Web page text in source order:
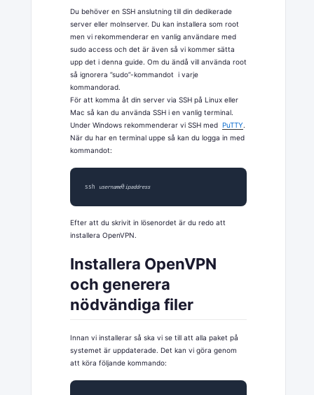
Du behöver en SSH anslutning till din dedikerade
server eller molnserver. Du kan installera som root
men vi rekommenderar en vanlig användare med
sudo access och det är även så vi kommer sätta
upp det i denna guide. Om du ändå vill använda root
så ignorera ”sudo”-kommandot i varje
kommandorad.
För att komma åt din server via SSH på Linux eller
Mac så kan du använda SSH i en vanlig terminal.
Under Windows rekommenderar vi SSH med PuTTY.
När du har en terminal uppe så kan du logga in med
kommandot:
ssh username@ipaddress
Efter att du skrivit in lösenordet är du redo att
installera OpenVPN.
Installera OpenVPN
och generera
nödvändiga filer
Innan vi installerar så ska vi se till att alla paket på
systemet är uppdaterade. Det kan vi göra genom
att köra följande kommando: